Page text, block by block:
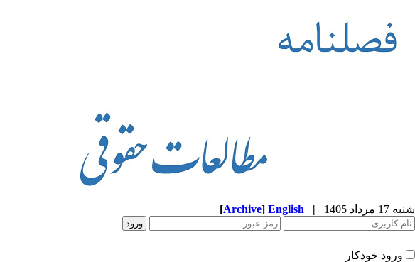
شنبه 17 مرداد 1405 |
English
[Archive]
ورود خودکار